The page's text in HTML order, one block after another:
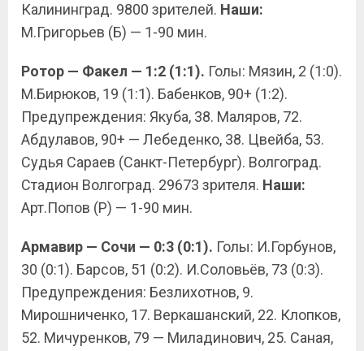
Калининград. 9800 зрителей. Наши:
М.Григорьев (Б) — 1-90 мин.
Ротор — Факел — 1:2 (1:1). Голы: Мязин, 2 (1:0).
М.Бирюков, 19 (1:1). Бабенков, 90+ (1:2).
Предупреждения: Якуба, 38. Маляров, 72.
Абдулавов, 90+ — Лебеденко, 38. Цвейба, 53.
Судья Сараев (Санкт-Петербург). Волгоград.
Стадион Волгоград. 29673 зрителя. Наши:
Арт.Попов (Р) — 1-90 мин.
Армавир — Сочи — 0:3 (0:1). Голы: И.Горбунов,
30 (0:1). Барсов, 51 (0:2). И.Соловьёв, 73 (0:3).
Предупреждения: Безлихотнов, 9.
Мирошниченко, 17. Веркашанский, 22. Клопков,
52. Мичуренков, 79 — Миладинович, 25. Саная,